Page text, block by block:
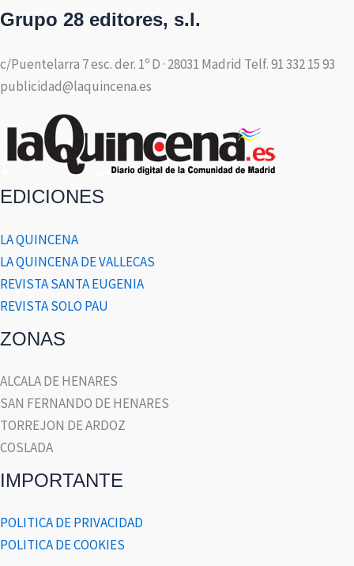
Grupo 28 editores, s.l.
c/Puentelarra 7 esc. der. 1º D · 28031 Madrid Telf. 91 332 15 93
publicidad@laquincena.es
EDICIONES
LA QUINCENA
LA QUINCENA DE VALLECAS
REVISTA SANTA EUGENIA
REVISTA SOLO PAU
ZONAS
ALCALA DE HENARES
SAN FERNANDO DE HENARES
TORREJON DE ARDOZ
COSLADA
IMPORTANTE
POLITICA DE PRIVACIDAD
POLITICA DE COOKIES